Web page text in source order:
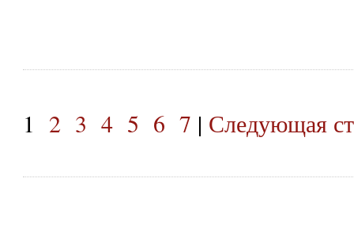
1 2 3 4 5 6 7 | Следующая